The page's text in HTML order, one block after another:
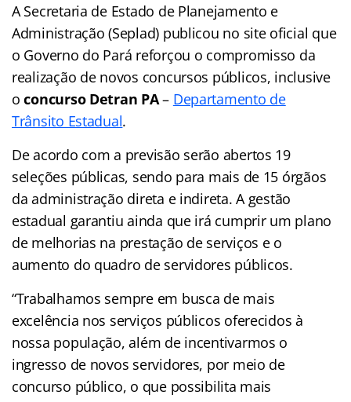
A Secretaria de Estado de Planejamento e
Administração (Seplad) publicou no site oficial que
o Governo do Pará reforçou o compromisso da
realização de novos concursos públicos, inclusive
oconcurso Detran PA– Departamento de
Trânsito Estadual.
De acordo com a previsão serão abertos 19
seleções públicas, sendo para mais de 15 órgãos
da administração direta e indireta. A gestão
estadual garantiu ainda que irá cumprir um plano
de melhorias na prestação de serviços e o
aumento do quadro de servidores públicos.
“Trabalhamos sempre em busca de mais
excelência nos serviços públicos oferecidos à
nossa população, além de incentivarmos o
ingresso de novos servidores, por meio de
concurso público, o que possibilita mais